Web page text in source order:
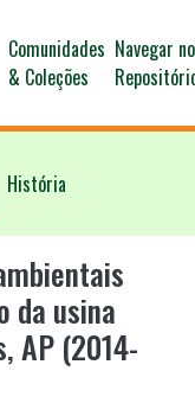
Comunidades
& Coleções
Navegar no
História
da usina
AP (2014-